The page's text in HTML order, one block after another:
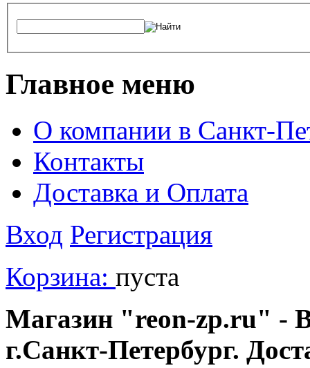
Главное меню
О компании в Санкт-
Контакты
Доставка и Оплата
Вход Регистрация
Корзина: пуста
Магазин "reon-zp.ru" -
г.Санкт-Петербург.